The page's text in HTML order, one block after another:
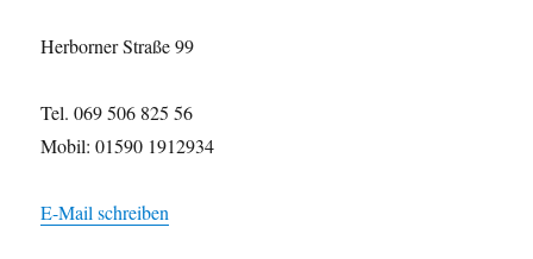
Herborner Straße 99
Tel. 069 506 825 56
Mobil: 01590 1912934
E-Mail schreiben